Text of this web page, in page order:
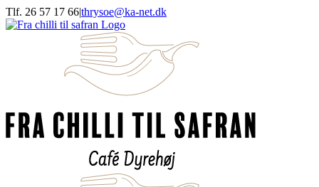
Skip
to
Tlf. 26 57 17 66|thrysoe@ka-net.dk
Facebook
Instagram